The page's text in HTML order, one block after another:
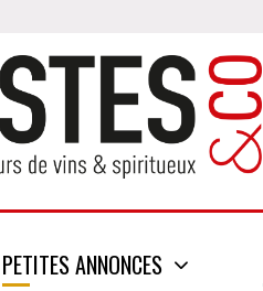
PETITES ANNONCES